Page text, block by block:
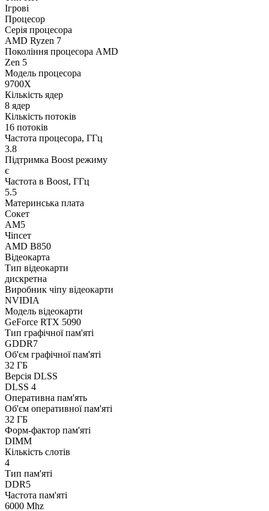
Ігрові
Процесор
Серія процесора
AMD Ryzen 7
Покоління процесора AMD
Zen 5
Модель процесора
9700X
Кількість ядер
8 ядер
Кількість потоків
16 потоків
Частота процесора, ГГц
3.8
Підтримка Boost режиму
є
Частота в Boost, ГГц
5.5
Материнська плата
Сокет
AM5
Чіпсет
AMD B850
Відеокарта
Тип відеокарти
дискретна
Виробник чіпу відеокарти
NVIDIA
Модель відеокарти
GeForce RTX 5090
Тип графічної пам'яті
GDDR7
Об'єм графічної пам'яті
32 ГБ
Версія DLSS
DLSS 4
Оперативна пам'ять
Об'єм оперативної пам'яті
32 ГБ
Форм-фактор пам'яті
DIMM
Кількість слотів
4
Тип пам'яті
DDR5
Частота пам'яті
6000 Mhz